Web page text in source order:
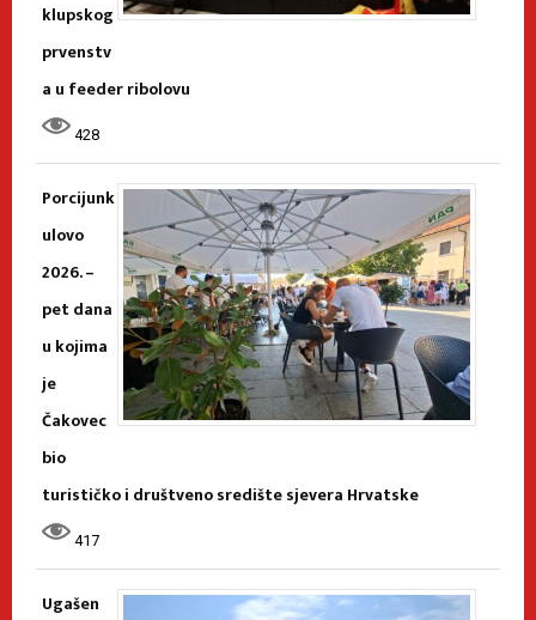
klupskog
prvenstv
a u feeder ribolovu
428
Porcijunk
ulovo
2026. –
pet dana
u kojima
je
Čakovec
bio
turističko i društveno središte sjevera Hrvatske
417
Ugašen